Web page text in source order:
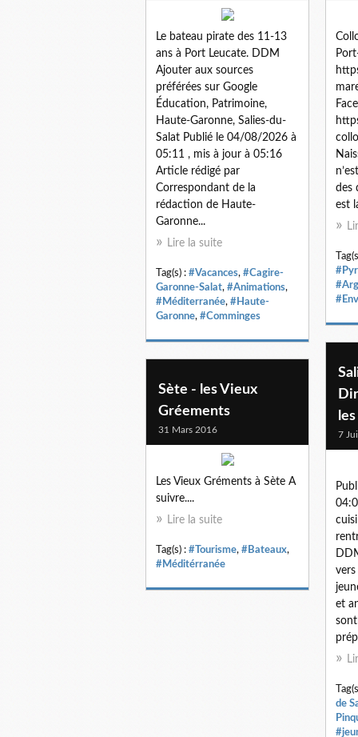
Le bateau pirate des 11-13
ans à Port Leucate. DDM
Ajouter aux sources
préférées sur Google
Éducation, Patrimoine,
Haute-Garonne, Salies-du-
Salat Publié le 04/08/2026 à
05:11 , mis à jour à 05:16
Article rédigé par
Correspondant de la
rédaction de Haute-
Garonne...
Lire la suite
Tag(s) : #Vacances, #Cagire-
Garonne-Salat, #Animations,
#Méditerranée, #Haute-
Garonne, #Comminges
des
est
7
et
de
Sète - les Vieux
Gréements
31 Mars 2016
Les Vieux Gréments à Sète A
suivre....
Lire la suite
Tag(s) : #Tourisme, #Bateaux,
#Méditérranée